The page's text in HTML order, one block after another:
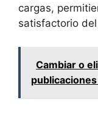
cargas,
satisfactorio
Cambiar o